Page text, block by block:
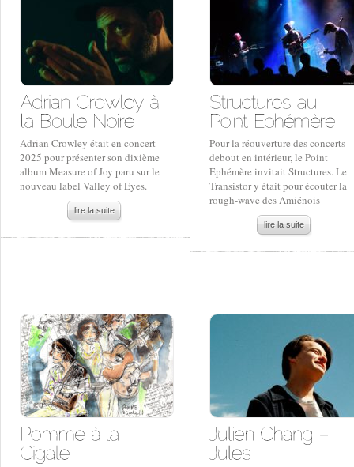
Adrian Crowley était en concert
2025 pour présenter son dixième
album Measure of Joy paru sur le
nouveau label Valley of Eyes.
lire la suite
Pour la réouverture des concerts
debout en intérieur, le Point
Ephémère invitait Structures. Le
Transistor y était pour écouter la
rough-wave des Amiénois
lire la suite